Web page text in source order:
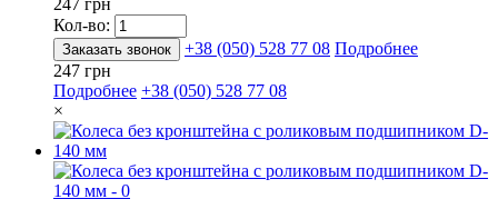
Кол-во:
Заказать звонок +38 (050) 528 77 08 Подробнее
247 грн
Подробнее +38 (050) 528 77 08
×